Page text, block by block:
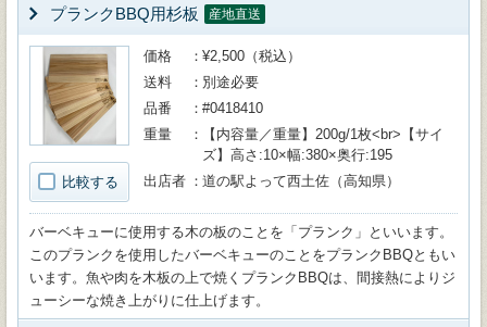
プランクBBQ用杉板 産地直送
比較する
価格
¥2,500（税込）
送料
別途必要
品番
#0418410
重量
【内容量／重量】200g/1枚<br>【サイ
ズ】高さ:10×幅:380×奥行:195
出店者
道の駅よって西土佐（高知県）
バーベキューに使用する木の板のことを「プランク」といいます。
このプランクを使用したバーベキューのことをプランクBBQともい
います。魚や肉を木板の上で焼くプランクBBQは、間接熱によりジ
ューシーな焼き上がりに仕上げます。